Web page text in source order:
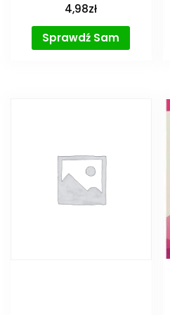
4,98zł
Sprawdź Sam